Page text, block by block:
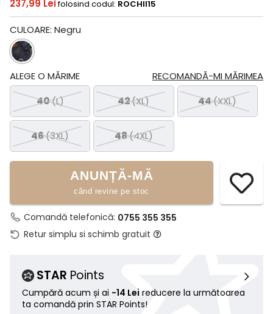
237,99 Leifolosind codul: ROCHII15
CULOARE: Negru
RECOMANDĂ-MI MĂRIMEA
ALEGE O MĂRIME
40(L) 42(XL) 44(XXL)
46(3XL) 48(4XL)
ANUNȚĂ-MĂ
când revine pe stoc
Comandă telefonică: 0755 355 355
Retur simplu si schimb gratuit
STAR Points
Cumpără acum și ai -14 Lei reducere la următoarea
ta comandă prin STAR Points!